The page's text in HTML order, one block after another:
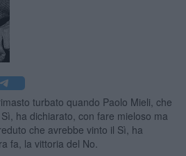
turbato quando Paolo Mieli, che
ha dichiarato, con fare mieloso ma
che avrebbe vinto il Sì, ha
fa, la vittoria del No.